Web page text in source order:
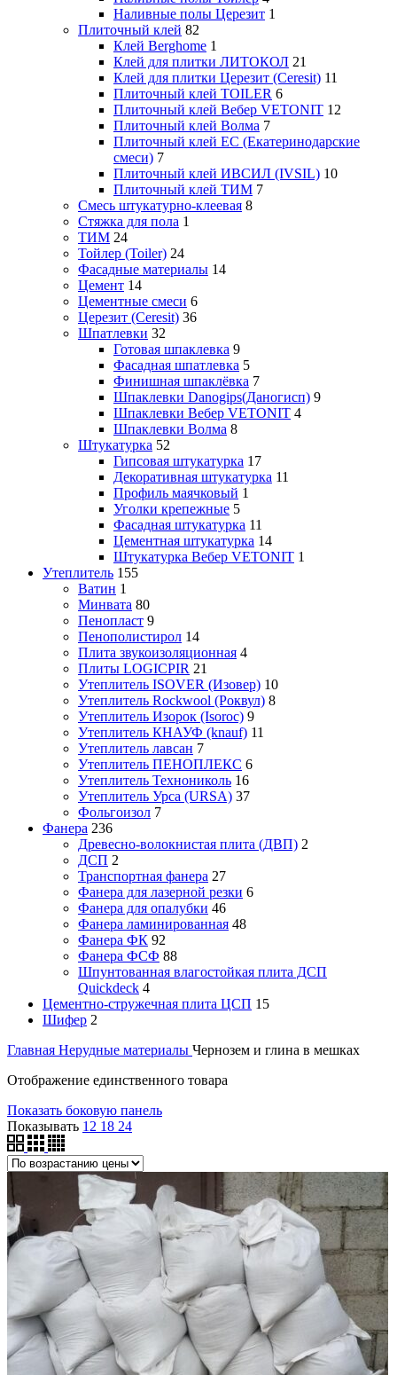
Наливные полы Церезит 1
Плиточный клей 82
Клей Berghome 1
Клей для плитки ЛИТОКОЛ 21
Клей для плитки Церезит (Ceresit) 11
Плиточный клей TOILER 6
Плиточный клей Вебер VETONIT 12
Плиточный клей Волма 7
Плиточный клей ЕС (Екатеринодарские
смеси) 7
Плиточный клей ИВСИЛ (IVSIL) 10
Плиточный клей ТИМ 7
Смесь штукатурно-клеевая 8
Стяжка для пола 1
ТИМ 24
Тойлер (Toiler) 24
Фасадные материалы 14
Цемент 14
Цементные смеси 6
Церезит (Ceresit) 36
Шпатлевки 32
Готовая шпаклевка 9
Фасадная шпатлевка 5
Финишная шпаклёвка 7
Шпаклевки Danogips(Даногисп) 9
Шпаклевки Вебер VETONIT 4
Шпаклевки Волма 8
Штукатурка 52
Гипсовая штукатурка 17
Декоративная штукатурка 11
Профиль маячковый 1
Уголки крепежные 5
Фасадная штукатурка 11
Цементная штукатурка 14
Штукатурка Вебер VETONIT 1
Утеплитель 155
Ватин 1
Минвата 80
Пенопласт 9
Пенополистирол 14
Плита звукоизоляционная 4
Плиты LOGICPIR 21
Утеплитель ISOVER (Изовер) 10
Утеплитель Rockwool (Роквул) 8
Утеплитель Изорок (Isoroc) 9
Утеплитель КНАУФ (knauf) 11
Утеплитель лавсан 7
Утеплитель ПЕНОПЛЕКС 6
Утеплитель Технониколь 16
Утеплитель Урса (URSA) 37
Фольгоизол 7
Фанера 236
Древесно-волокнистая плита (ДВП) 2
ДСП 2
Транспортная фанера 27
Фанера для лазерной резки 6
Фанера для опалубки 46
Фанера ламинированная 48
Фанера ФК 92
Фанера ФСФ 88
Шпунтованная влагостойкая плита ДСП
Quickdeck 4
Цементно-стружечная плита ЦСП 15
Шифер 2
Главная Нерудные материалы Чернозем и глина в мешках
Отображение единственного товара
Показать боковую панель
Показывать 12 18 24